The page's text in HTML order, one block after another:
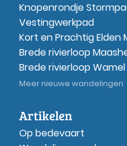
Knopenrondje
Vestingwerkpad
Kort en Prachtig Elden
Brede rivierloop
Brede rivierloop Wamel
Meer nieuwe wandelingen
Artikelen
Op bedevaart